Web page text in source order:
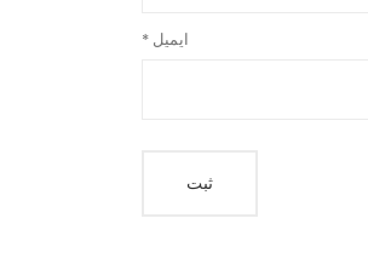
ایمیل *